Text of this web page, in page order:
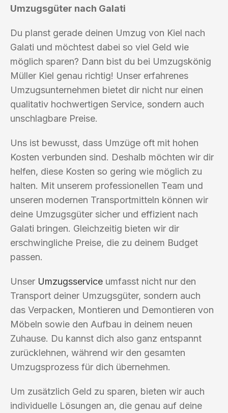
Umzugsgüter nach Galati
Du planst gerade deinen Umzug von Kiel nach
Galati und möchtest dabei so viel Geld wie
möglich sparen? Dann bist du bei Umzugskönig
Müller Kiel genau richtig! Unser erfahrenes
Umzugsunternehmen bietet dir nicht nur einen
qualitativ hochwertigen Service, sondern auch
unschlagbare Preise.
Uns ist bewusst, dass Umzüge oft mit hohen
Kosten verbunden sind. Deshalb möchten wir dir
helfen, diese Kosten so gering wie möglich zu
halten. Mit unserem professionellen Team und
unseren modernen Transportmitteln können wir
deine Umzugsgüter sicher und effizient nach
Galati bringen. Gleichzeitig bieten wir dir
erschwingliche Preise, die zu deinem Budget
passen.
Unser Umzugsservice umfasst nicht nur den
Transport deiner Umzugsgüter, sondern auch
das Verpacken, Montieren und Demontieren von
Möbeln sowie den Aufbau in deinem neuen
Zuhause. Du kannst dich also ganz entspannt
zurücklehnen, während wir den gesamten
Umzugsprozess für dich übernehmen.
Um zusätzlich Geld zu sparen, bieten wir auch
individuelle Lösungen an, die genau auf deine